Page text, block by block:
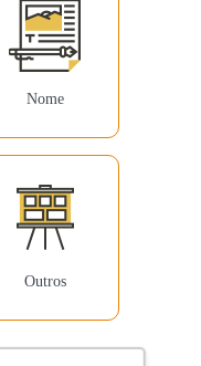
Nome
Outros